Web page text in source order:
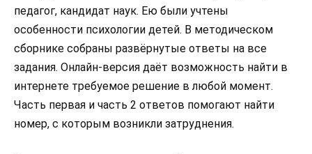
педагог, кандидат наук. Ею были учтены
особенности психологии детей. В методическом
сборнике собраны развёрнутые ответы на все
задания. Онлайн-версия даёт возможность найти в
интернете требуемое решение в любой момент.
Часть первая и часть 2 ответов помогают найти
номер, с которым возникли затруднения.